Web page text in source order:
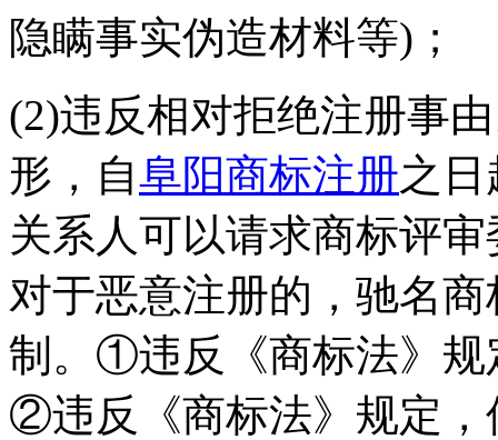
隐瞒事实伪造材料等)；
(2)违反相对拒绝注册事
形，自阜阳商标注册之
关系人可以请求商标评
对于恶意注册的，驰名
制。①违反《商标法》规
②违反《商标法》规定